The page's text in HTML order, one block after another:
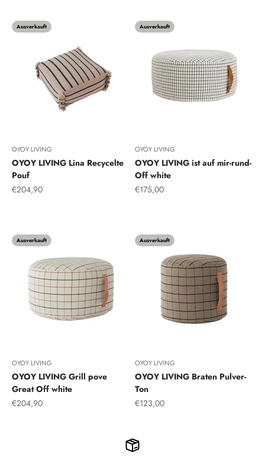
Ausverkauft
OYOY LIVING
OYOY LIVING Lina Recycelte
Pouf
Angebot
€204,90
Ausverkauft
OYOY LIVING
OYOY LIVING ist auf mir-rund-
Off white
Angebot
€175,00
Ausverkauft
OYOY LIVING
OYOY LIVING Grill pove
Great Off white
Angebot
€204,90
Ausverkauft
OYOY LIVING
OYOY LIVING Braten Pulver-
Ton
Angebot
€123,00